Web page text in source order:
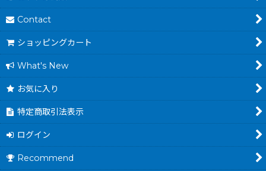
Contact
ショッピングカート
What's New
お気に入り
特定商取引法表示
ログイン
Recommend